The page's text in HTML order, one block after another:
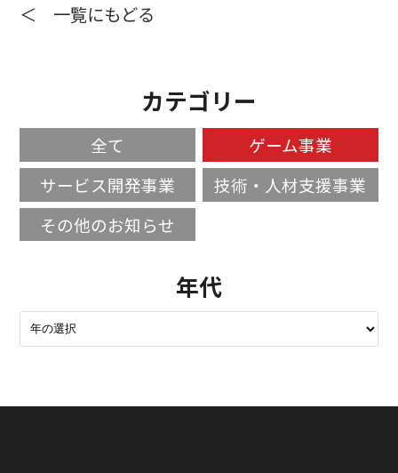
＜ 一覧にもどる
カテゴリー
全て
ゲーム事業
サービス開発事業
技術・人材支援事業
その他のお知らせ
年代